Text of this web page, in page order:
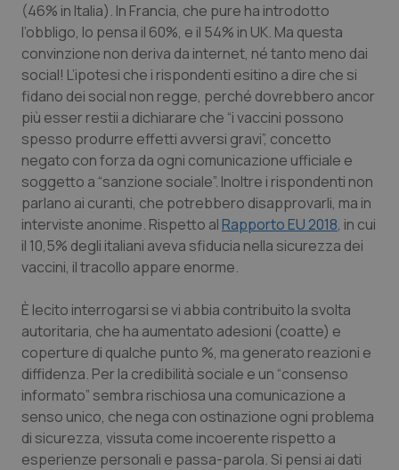
Quotidiano Pediatria
Rene & patologie urogenitali
Salute orale & impianti
Sangue & coagulazione
Tiroide
Tumore al seno
Tumore ovarico
Tumori del Polmone & Testa Collo
Tumori gastrointestinali
Ulcera & Reflusso
(46% in Italia). In Francia, che pure ha introdotto
l’obbligo, lo pensa il 60%, e il 54% in UK. Ma questa
convinzione non deriva da internet, né tanto meno dai
social! L’ipotesi che i rispondenti esitino a dire che si
fidano dei social non regge, perché dovrebbero ancor
più esser restii a dichiarare che “i vaccini possono
spesso produrre effetti avversi gravi”, concetto
negato con forza da ogni comunicazione ufficiale e
soggetto a “sanzione sociale”. Inoltre i rispondenti non
parlano ai curanti, che potrebbero disapprovarli, ma in
interviste anonime. Rispetto alRapporto EU 2018, in cui
il 10,5% degli italiani aveva sfiducia nella sicurezza dei
vaccini, il tracollo appare enorme.
È lecito interrogarsi se vi abbia contribuito la svolta
autoritaria, che ha aumentato adesioni (coatte) e
coperture di qualche punto %, ma generato reazioni e
diffidenza. Per la credibilità sociale e un “consenso
informato” sembra rischiosa una comunicazione a
senso unico, che nega con ostinazione ogni problema
di sicurezza, vissuta come incoerente rispetto a
esperienze personali e passa-parola. Si pensi ai dati